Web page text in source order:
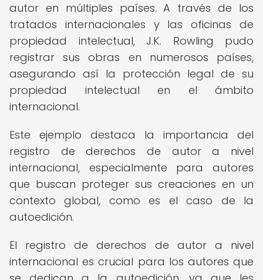
autor en múltiples países. A través de los
tratados internacionales y las oficinas de
propiedad intelectual, J.K. Rowling pudo
registrar sus obras en numerosos países,
asegurando así la protección legal de su
propiedad intelectual en el ámbito
internacional.
Este ejemplo destaca la importancia del
registro de derechos de autor a nivel
internacional, especialmente para autores
que buscan proteger sus creaciones en un
contexto global, como es el caso de la
autoedición.
El registro de derechos de autor a nivel
internacional es crucial para los autores que